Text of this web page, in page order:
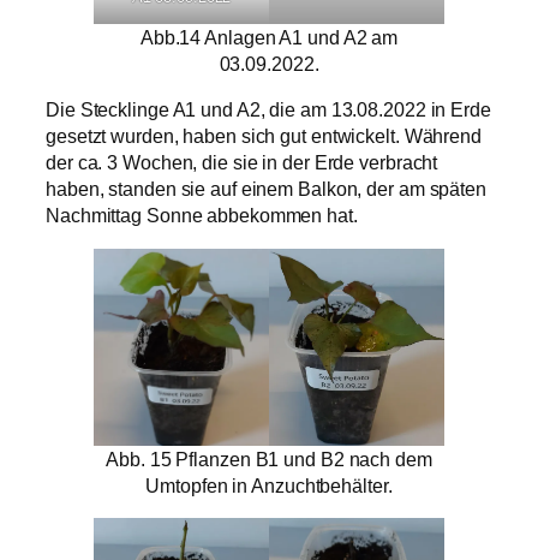
Abb.14 Anlagen A1 und A2 am
03.09.2022.
Die Stecklinge A1 und A2, die am 13.08.2022 in Erde
gesetzt wurden, haben sich gut entwickelt. Während
der ca. 3 Wochen, die sie in der Erde verbracht
haben, standen sie auf einem Balkon, der am späten
Nachmittag Sonne abbekommen hat.
Abb. 15 Pflanzen B1 und B2 nach dem
Umtopfen in Anzuchtbehälter.